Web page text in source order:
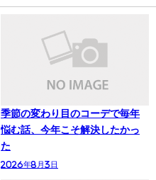
季節の変わり目のコーデで毎年
悩む話、今年こそ解決したかっ
た
2026年8月3日